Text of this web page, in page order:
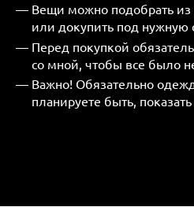
Вещи можно подобрать
или докупить под нужную
Перед покупкой
со мной, чтобы все было
Важно! Обязательно
планируете быть,